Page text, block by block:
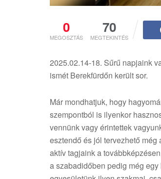
0
MEGOSZTÁS
70
MEGTEKINTÉS
2025.02.14-18. Sűrű napjaink
ismét Berekfürdőn került sor.
Már mondhatjuk, hogy
szempontból is ilyenkor
vennünk vagy érintettek
esztendő és jól tervezhető még
aktív tagjaink a
a szabadidőben pedig még